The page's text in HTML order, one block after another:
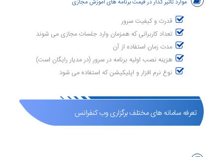
موارد تاثیر گذار در قیمت برنامه های آموزش مجازی
قدرت و کیفیت سرور
تعداد کاربرانی که همزمان وارد جلسات مجازی می شوند
مدت زمان استفاده از آن
هزینه نصب اولیه برنامه در سرور (در مدیار رایگان است)
نوع نرم افزار و اپلیکیشن که استفاده می شود
تعرفه سامانه های مختلف برگزاری وب کنفرانس